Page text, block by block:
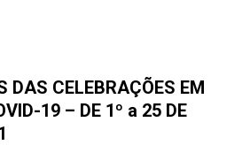
DAS CELEBRAÇÕES EM
19 – DE 1º a 25 DE